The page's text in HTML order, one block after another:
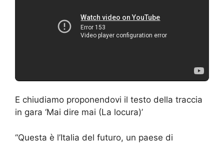
E chiudiamo proponendovi il testo della traccia
in gara ‘Mai dire mai (La locura)’
“Questa è l’Italia del futuro, un paese di